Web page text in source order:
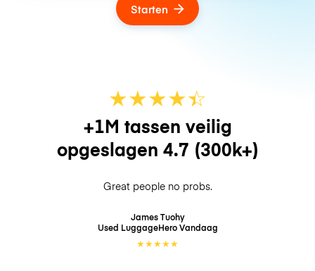
Starten
★★★★☆
★
+1M tassen veilig
opgeslagen 4.7 (300k+)
Great people no probs.
James Tuohy
Used LuggageHeroVandaag
★★★★★